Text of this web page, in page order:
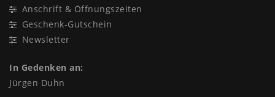
Anschrift & Öffnungszeiten
Geschenk-Gutschein
Newsletter
In Gedenken an:
Jürgen Duhn